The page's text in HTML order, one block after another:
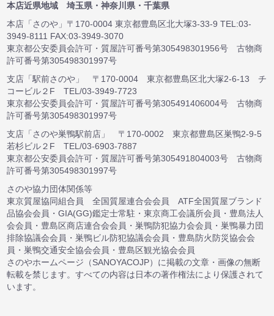
本店近県地域 埼玉県・神奈川県・千葉県
本店「さのや」〒170-0004 東京都豊島区北大塚3-33-9 TEL:03-
3949-8111 FAX:03-3949-3070
東京都公安委員会許可・質屋許可番号第305498301956号 古物商
許可番号第305498301997号
支店「駅前さのや」 〒170-0004 東京都豊島区北大塚2-6-13 チ
コービル２F TEL/03-3949-7723
東京都公安委員会許可・質屋許可番号第305491406004号 古物商
許可番号第305498301997号
支店「さのや巣鴨駅前店」 〒170-0002 東京都豊島区巣鴨2-9-5
若杉ビル２F TEL/03-6903-7887
東京都公安委員会許可・質屋許可番号第305491804003号 古物商
許可番号第305498301997号
さのや協力団体関係等
東京質屋協同組合員 全国質屋連合会会員 ATF全国質屋ブランド
品協会会員・GIA(GG)鑑定士常駐・東京商工会議所会員・豊島法人
会会員・豊島区商店連合会会員・巣鴨防犯協力会会員・巣鴨暴力団
排除協議会会員・巣鴨ビル防犯協議会会員・豊島防火防災協会会
員・巣鴨交通安全協会会員・豊島区観光協会会員
さのやホームページ（SANOYACOJP）に掲載の文章・画像の無断
転載を禁じます。すべての内容は日本の著作権法により保護されて
います。